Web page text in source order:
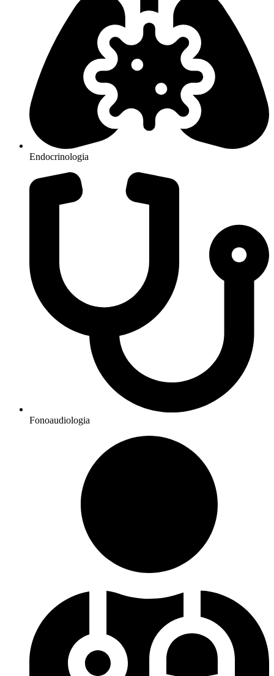
Endocrinologia
Fonoaudiologia